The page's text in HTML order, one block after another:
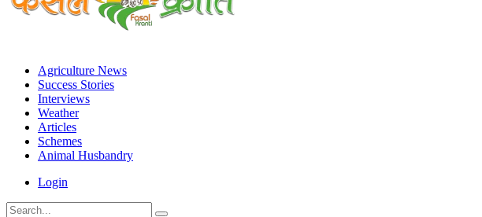
Agriculture News
Success Stories
Interviews
Weather
Articles
Schemes
Animal Husbandry
Login